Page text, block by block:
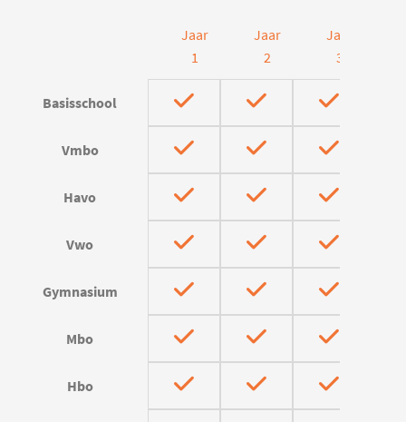
Jaar
1
Jaar
2
Jaar
3
Basisschool
Vmbo
Havo
Vwo
Gymnasium
Mbo
Hbo